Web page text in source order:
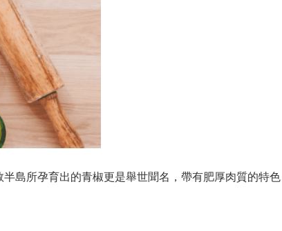
島所孕育出的青椒更是舉世聞名，帶有肥厚肉質的特